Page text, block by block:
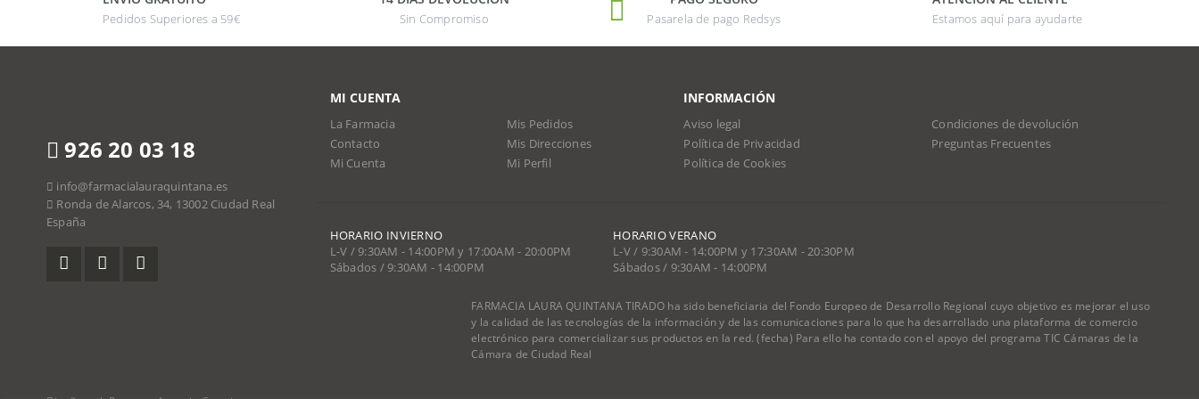
Pedidos Superiores a 59€ Sin Compromiso Pasarela de pago Redsys Estamos aquí para ayudarte
926 20 03 18
info@farmacialauraquintana.es
Ronda de Alarcos, 34, 13002 Ciudad Real
España
MI CUENTA
La Farmacia
Contacto
Mi Cuenta
Mis Pedidos
Mis Direcciones
Mi Perfil
INFORMACIÓN
Aviso legal
Política de Privacidad
Política de Cookies
Condiciones de devolución
Preguntas Frecuentes
HORARIO INVIERNO
L-V / 9:30AM - 14:00PM y 17:00AM - 20:00PM
Sábados / 9:30AM - 14:00PM
HORARIO VERANO
L-V / 9:30AM - 14:00PM y 17:30AM - 20:30PM
Sábados / 9:30AM - 14:00PM
FARMACIA LAURA QUINTANA TIRADO ha sido beneficiaria del Fondo Europeo de Desarrollo Regional cuyo objetivo es mejorar el uso
y la calidad de las tecnologías de la información y de las comunicaciones para lo que ha desarrollado una plataforma de comercio
electrónico para comercializar sus productos en la red. (fecha) Para ello ha contado con el apoyo del programa TIC Cámaras de la
Cámara de Ciudad Real